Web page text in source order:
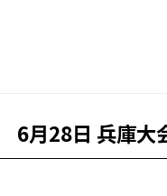
6月28日 兵庫大